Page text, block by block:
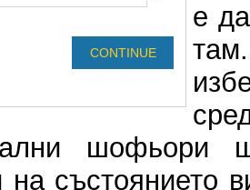
е
шофьори
на състоянието